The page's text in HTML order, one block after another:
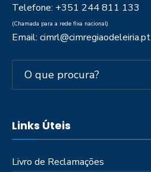
Telefone: +351 244 811 133
(Chamada para a rede fixa nacional)
Email: cimrl@cimregiaodeleiria.pt
Links Úteis
Livro de Reclamações